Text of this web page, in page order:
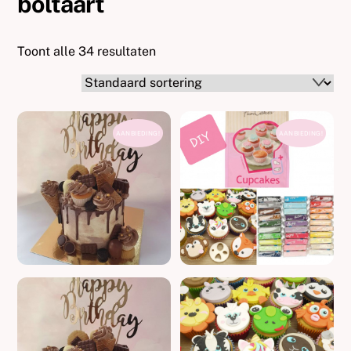
Toont alle 34 resultaten
AANBIEDING! AANBIEDING!